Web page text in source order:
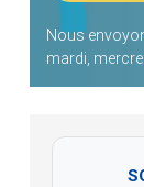
Nous
mardi,